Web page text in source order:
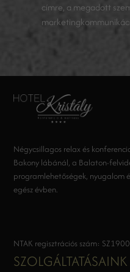
címre, a megadott
Négycsillagos relax és
Bakony lábánál, a Balaton-
programlehetőségek, nyugalom
egész évben.
NTAK regisztrációs szám:
SZOLGÁLTATÁSAINK